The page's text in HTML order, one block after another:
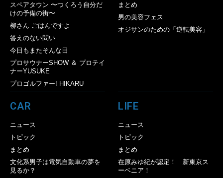
スペアタウン 〜つくろう自分だ
けの予備の街〜
柳さん ごはんですよ
答えのない問い
今日もまたそんな日
プロサウナーSHOW ＆ プロテイ
ナーYUSUKE
プロゴルファー! HIKARU
まとめ
男の美容フェス
オジサンのための「逆転美容」
CAR
ニュース
トピック
まとめ
文化系男子は電気自動車の夢を
見るか？
LIFE
ニュース
トピック
まとめ
在原みゆ紀が認定！ 新東京ス
ーベニア！